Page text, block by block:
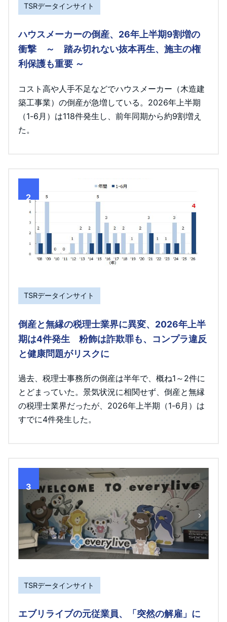
TSRデータインサイト
ハウスメーカーの倒産、26年上半期9割増の
衝撃 ～ 踏み切れない抜本再生、施主の権
利保護も重要 ～
コスト高や人手不足などでハウスメーカー（木造建
築工事業）の倒産が急増している。2026年上半期
（1-6月）は118件発生し、前年同期から約9割増え
た。
2
TSRデータインサイト
倒産と無縁の税理士業界に異変、2026年上半
期は4件発生 粉飾は詐欺罪も、コンプラ違反
と健康問題がリスクに
過去、税理士事務所の倒産は半年で、概ね1～2件に
とどまっていた。景気状況に相関せず、倒産と無縁
の税理士業界だったが、2026年上半期（1-6月）は
すでに4件発生した。
3
TSRデータインサイト
エブリライブの元従業員、「突然の解雇」に